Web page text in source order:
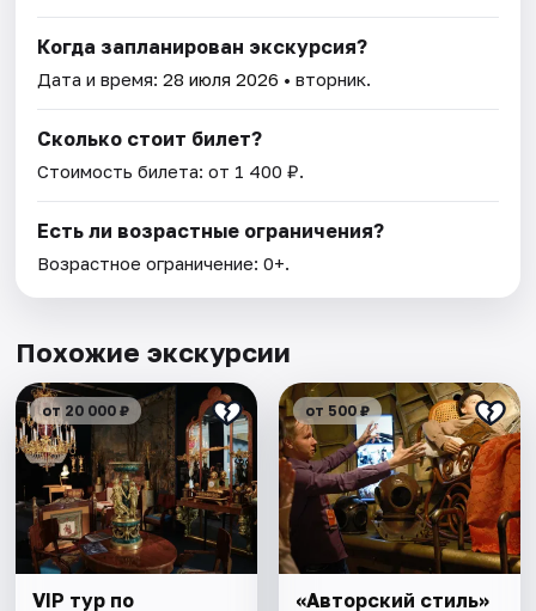
Когда запланирован экскурсия?
Дата и время:28 июля 2026 • вторник.
Сколько стоит билет?
Стоимость билета: от 1 400 ₽.
Есть ли возрастные ограничения?
Возрастное ограничение: 0+.
Похожие экскурсии
от 20 000 ₽
VIP тур по
от 500 ₽
«Авторский стиль»